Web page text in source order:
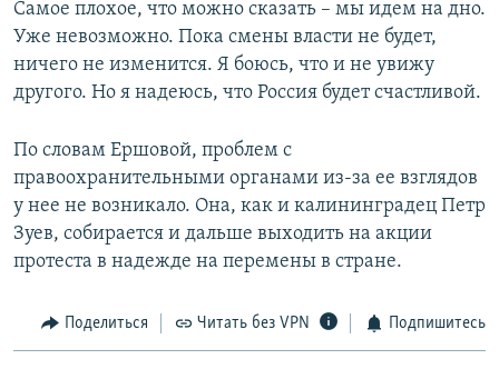
Самое плохое, что можно сказать – мы идем на дно.
Уже невозможно. Пока смены власти не будет,
ничего не изменится. Я боюсь, что и не увижу
другого. Но я надеюсь, что Россия будет счастливой.
По словам Ершовой, проблем с
правоохранительными органами из-за ее взглядов
у нее не возникало. Она, как и калининградец Петр
Зуев, собирается и дальше выходить на акции
протеста в надежде на перемены в стране.
Поделиться Читать без VPN Подпишитесь